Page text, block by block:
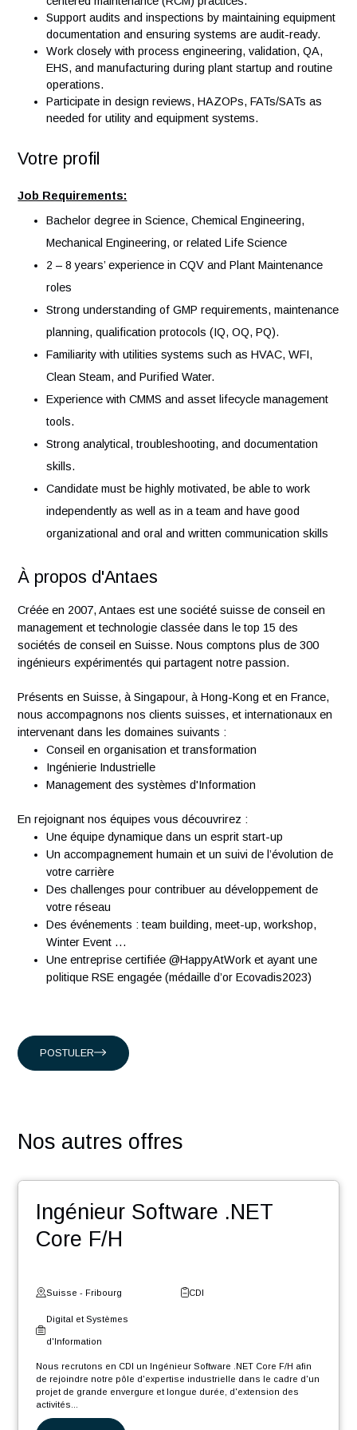
for Injection (WFI), Purified Water (PW), and Clean
Steam systems.
Monitor, trend, and maintain system parameters within
specified ranges to meet regulatory and operational
standards.
Identify areas of improvement and drive reliability-
centered maintenance (RCM) practices.
documentation and ensuring systems are audit-ready.
EHS, and manufacturing during plant startup and
operations.
needed for utility and equipment systems.
Votre profil
Job Requirements:
Bachelor degree in Science, Chemical Engineering,
2 – 8 years’ experience in CQV and Plant
roles
Strong understanding of GMP requirements,
planning, qualification protocols (IQ, OQ, PQ).
Familiarity with utilities systems such as HVAC, WFI,
Clean Steam, and Purified Water.
tools.
Strong analytical, troubleshooting, and documentation
skills.
Candidate must be highly motivated, be able to work
organizational and oral and written communication
À propos d'Antaes
management et technologie classée dans le top 15 des
sociétés de conseil en Suisse. Nous comptons plus de 300
ingénieurs expérimentés qui partagent notre passion.
Présents en Suisse, à Singapour, à Hong-Kong et en
nous accompagnons nos clients suisses, et internationaux
intervenant dans les domaines suivants :
Conseil en organisation et transformation
Ingénierie Industrielle
Une équipe dynamique dans un esprit start-up
Un accompagnement humain et un suivi de l’évolution
Des événements : team building, meet-up, workshop,
Une entreprise certifiée @HappyAtWork et ayant une
politique RSE engagée (médaille d’or Ecovadis2023)
POSTULER
Nos autres offres